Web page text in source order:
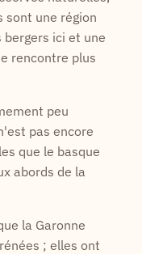
sont une région
ici et une
rencontre plus
peu
pas encore
que le basque
abords de la
la Garonne
; elles ont